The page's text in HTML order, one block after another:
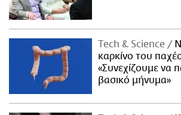
Τech & Science
καρκίνο του
«Συνεχίζουμε να
βασικό μήνυμα»